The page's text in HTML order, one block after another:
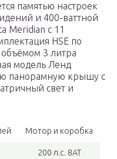
памятью настроек
и 400-ваттной
Meridian с 11
HSE по
3 литра
модель Ленд
панорамную крышу с
свет и
Мотор и коробка
200 л.с. 8АТ